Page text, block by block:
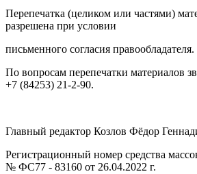
Перепечатка (целиком или частями)
разрешена при условии
письменного согласия правообладателя.
По вопросам перепечатки материалов
+7 (84253) 21-2-90.
Главный редактор Козлов Фёдор
Регистрационный номер средства
№ ФС77 - 83160 от 26.04.2022 г.